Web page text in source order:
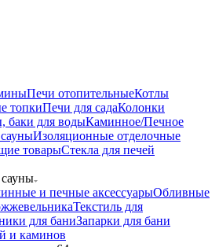
Печи отопительныеКотлы
топкиПечи для садаКолонки
баки для водыКаминное/Печное
Изоляционные отделочные
товарыСтекла для печей
и печные аксессуарыОбливные
Текстиль для
для баниЗапарки для бани